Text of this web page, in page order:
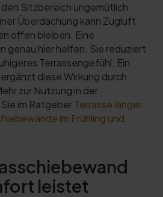
den Sitzbereich ungemütlich
Überdachung kann Zugluft
offen bleiben. Eine
genau hier helfen. Sie reduziert
Terrassengefühl. Ein
diese Wirkung durch
zur Nutzung in der
im RatgeberTerrasse länger
im Frühling und
leistet